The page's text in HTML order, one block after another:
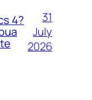
4?
31
July
2026